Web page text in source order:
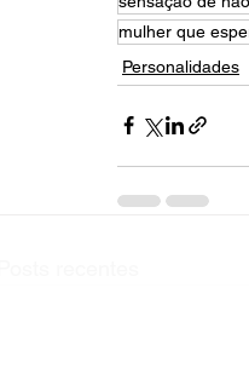
mulher que
Personalidades